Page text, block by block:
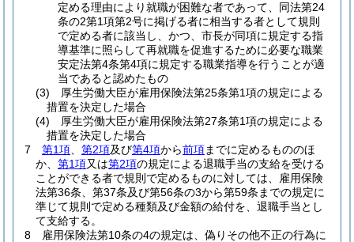
定める理由により就職が困難な者であって、同法第24
条の2第1項第2号に掲げる者に相当する者として規則
で定める者に該当し、かつ、市長が同項に規定する指
導基準に照らして再就職を促進するために必要な職業
安定法第4条第4項に規定する職業指導を行うことが適
当であると認めたもの
(3)
厚生労働大臣が雇用保険法第25条第1項の規定による
措置を決定した場合
(4)
厚生労働大臣が雇用保険法第27条第1項の規定による
措置を決定した場合
7
第1項 第2項及び第4項から前項までに定めるもののほ
か、 第1項又は第2項の規定による退職手当の支給を受ける
ことができる者で規則で定めるものに対しては、雇用保険
法第36条、第37条及び第56条の3から第59条までの規定に
準じて規則で定める種類及び金額の給付を、退職手当とし
て支給する。
8
雇用保険法第10条の4の規定は、偽りその他不正の行為に